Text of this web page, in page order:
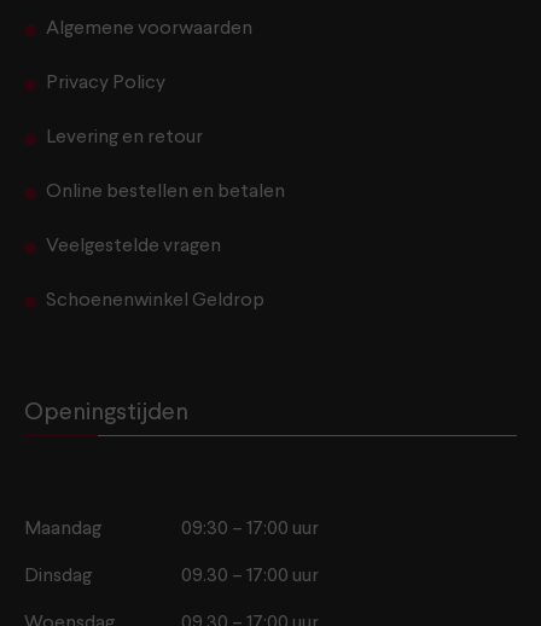
Algemene voorwaarden
Privacy Policy
Levering en retour
Online bestellen en betalen
Veelgestelde vragen
Schoenenwinkel Geldrop
Openingstijden
Maandag 09:30 – 17:00 uur
Dinsdag 09.30 – 17:00 uur